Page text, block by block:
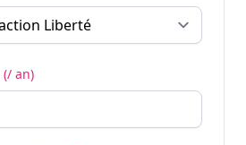
(/ an)